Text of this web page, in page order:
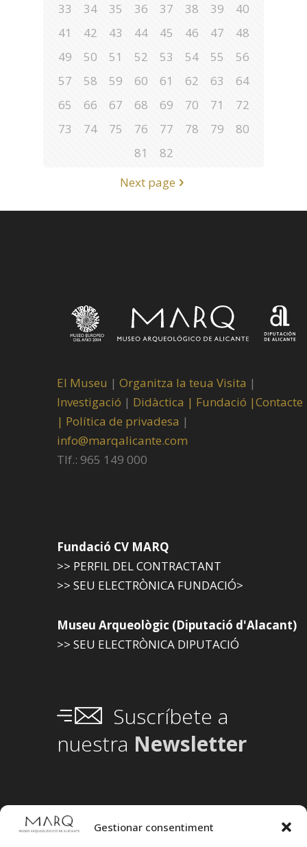
Gestionar consentiment
33
34 35 36 37 38 39
40
41
42 43 44 45 46 47
48
49
50 51 52 53 54 55
56
57
58 59 60 61 62 63
64
65
66 67 68 69 70 71
72
73
74 75 76 77 78 79
80
81
82
Next page
El Museu | Organitza la teua Visita |
Investigació | Didàctica | Fundació |Contacte
| Política de privadesa |
info@marqalicante.com
Tlf.: 965 149 000
Fundació CV MARQ
>> PERFIL DEL CONTRACTANT
>> SEU ELECTRÒNICA FUNDACIÓ>
Museu Arqueològic (Diputació d'Alacant)
>> SEU ELECTRÒNICA DIPUTACIÓ
Suscríbete a
nuestra Newsletter